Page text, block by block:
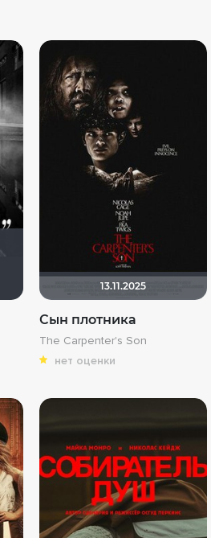
kravchuk-k
vadim sXe
13.11.2025
Сын плотника
The Carpenter's Son
нет оценки